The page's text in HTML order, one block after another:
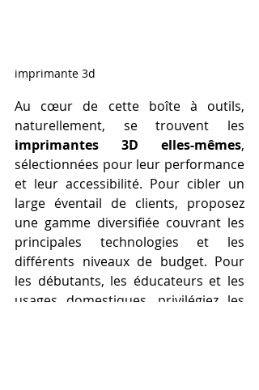
imprimante 3d
Au cœur de cette boîte à outils,
imprimantes 3D elles-mêmes,
sélectionnées pour leur performance
et leur accessibilité. Pour cibler un
large éventail de clients, proposez
une gamme diversifiée couvrant les
principales technologies et les
différents niveaux de budget. Pour
les débutants, les éducateurs et les
usages domestiques, privilégiez les